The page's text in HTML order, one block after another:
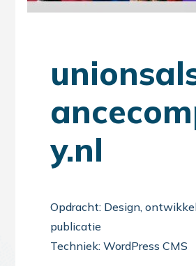
y.nl
Opdracht: Design,
publicatie
Techniek: WordPress CMS